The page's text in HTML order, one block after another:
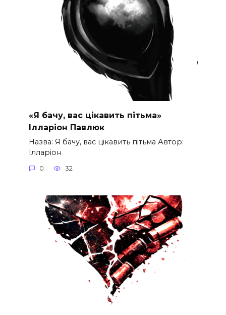
«Я бачу, вас цікавить пітьма»
Ілларіон Павлюк
Назва: Я бачу, вас цікавить пітьма Автор:
Ілларіон
0 32